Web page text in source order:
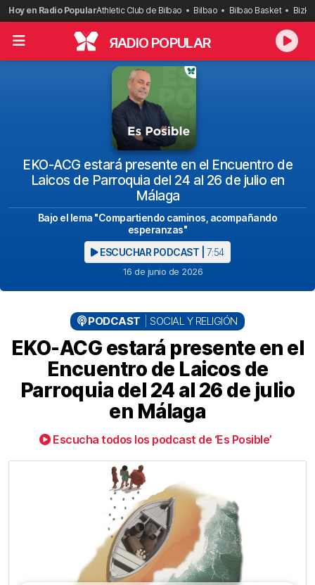
Saltar
al
contenido
Hoy en Radio PopularAthletic Club de Bilbao Bilbao Bilbao Basket
RADIO POPULAR
EKO-ACG estará presente en el Encuentro de
Laicos de Parroquia del 24 al 26 de julio en
Málaga
Bajo el lema "Compartiendo caminos, acompañando
esperanzas"
ESCUCHAR PODCAST | 7:54
16 de junio de 2026
PODCAST SOCIAL Y RELIGIÓN
EKO-ACG estará presente en el
Encuentro de Laicos de
Parroquia del 24 al 26 de julio
en Málaga
Escucha todos los podcast de ‘Es Posible’